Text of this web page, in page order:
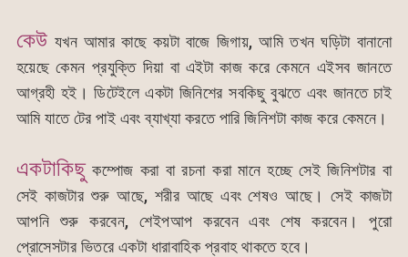
o
k
p g
er
কেউ যখন আমার কাছে কয়টা বাজে জিগায়, আমি তখন ঘড়িটা বানানো
হয়েছে কেমন প্রযুক্তি দিয়া বা এইটা কাজ করে কেমনে এইসব জানতে
আগ্রহী হই। ডিটেইলে একটা জিনিশের সবকিছু বুঝতে এবং জানতে চাই
আমি যাতে টের পাই এবং ব্যাখ্যা করতে পারি জিনিশটা কাজ করে কেমনে।
একটাকিছুকম্পোজ করা বা রচনা করা মানে হচ্ছে সেই জিনিশটার বা
সেই কাজটার শুরু আছে, শরীর আছে এবং শেষও আছে। সেই কাজটা
আপনি শুরু করবেন, শেইপআপ করবেন এবং শেষ করবেন। পুরো
প্রোসেসটার ভিতরে একটা ধারাবাহিক প্রবাহ থাকতে হবে।